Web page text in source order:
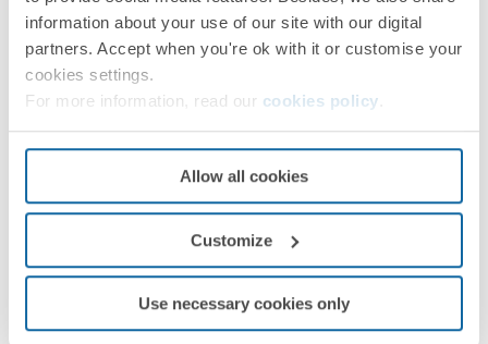
information about your use of our site with our digital
partners. Accept when you're ok with it or customise your
cookies settings.
For more information, read our cookies policy
Allow all cookies
Customize
Use necessary cookies only